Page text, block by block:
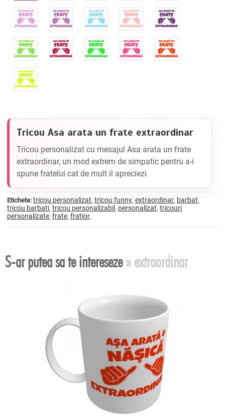
Tricou Asa arata un frate extraordinar
Tricou personalizat cu mesajul Asa arata un frate
extraordinar, un mod extrem de simpatic pentru a-i
spune fratelui cat de mult il apreciezi.
Etichete: tricou personalizat, tricou funny, extraordinar, barbat,
tricou barbati, tricou personalizabil , personalizat, tricouri
personalizate, frate, fratior,
S-ar putea sa te intereseze» extraordinar